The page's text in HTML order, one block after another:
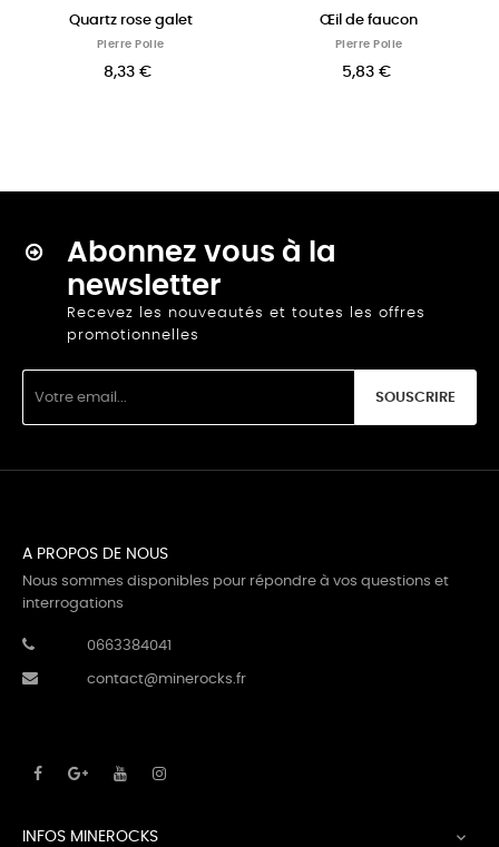
Quartz rose galet
PIerre Polie
8,33 €
Œil de faucon
PIerre Polie
5,83 €
Abonnez vous à la
newsletter
Recevez les nouveautés et toutes les offres
promotionnelles
SOUSCRIRE
A PROPOS DE NOUS
Nous sommes disponibles pour répondre à vos questions et
interrogations
0663384041
contact@minerocks.fr
INFOS MINEROCKS 